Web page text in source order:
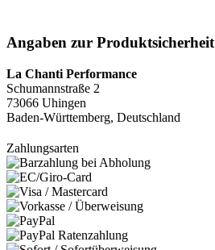
Angaben zur Produktsicherheit
La Chanti Performance
Schumannstraße 2
73066 Uhingen
Baden-Württemberg, Deutschland
Zahlungsarten